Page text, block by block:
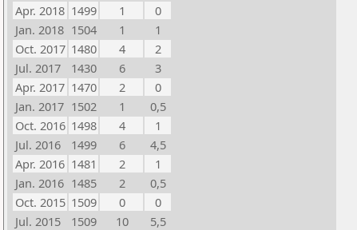
Apr. 2018 1499 1
0
Jan. 2018 1504 1
1
Oct. 2017 1480 4
2
Jul. 2017
1430 6
3
Apr. 2017 1470 2
0
Jan. 2017 1502 1
0,5
Oct. 2016 1498 4
1
Jul. 2016
1499 6
4,5
Apr. 2016 1481 2
1
Jan. 2016 1485 2
0,5
Oct. 2015 1509 0
0
Jul. 2015
1509 10
5,5